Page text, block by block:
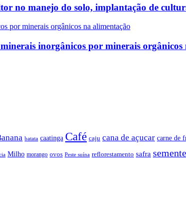
no manejo do solo, implantação de
inorgânicos por minerais orgânicos
batata caatinga Café caju cana de açucar carne de
Milho morango ovos Peste suína reflorestamento safra